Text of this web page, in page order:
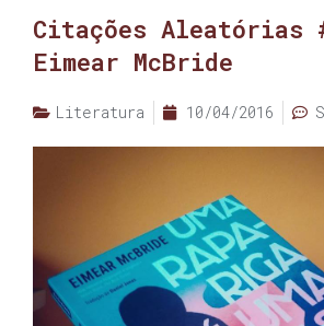
Citações Aleatórias
Eimear McBride
Literatura 10/04/2016